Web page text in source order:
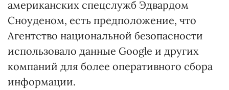
американских спецслужб Эдвардом
Сноуденом, есть предположение, что
Агентство национальной безопасности
использовало данные Google и других
компаний для более оперативного сбора
информации.